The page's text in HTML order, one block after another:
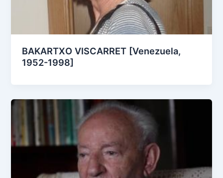
BAKARTXO VISCARRET [Venezuela,
1952-1998]